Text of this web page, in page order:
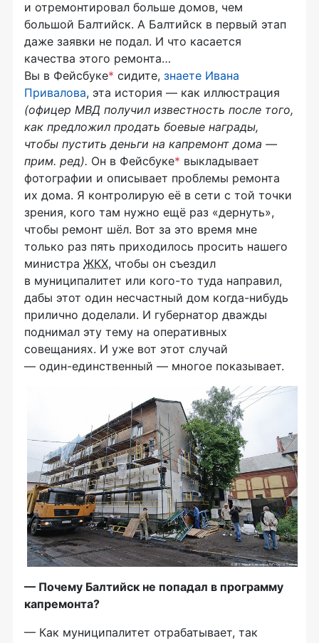
и отремонтировал больше домов, чем
большой Балтийск. А Балтийск в первый этап
даже заявки не подал. И что касается
качества этого ремонта…
Вы в Фейсбуке* сидите, знаете Ивана
Привалова, эта история — как иллюстрация
(офицер МВД получил известность после того,
как предложил продать боевые награды,
чтобы пустить деньги на капремонт дома —
прим. ред). Он в Фейсбуке* выкладывает
фотографии и описывает проблемы ремонта
их дома. Я контролирую её в сети с той точки
зрения, кого там нужно ещё раз «дернуть»,
чтобы ремонт шёл. Вот за это время мне
только раз пять приходилось просить нашего
министра ЖКХ, чтобы он съездил
в муниципалитет или кого-то туда направил,
дабы этот один несчастный дом когда-нибудь
прилично доделали. И губернатор дважды
поднимал эту тему на оперативных
совещаниях. И уже вот этот случай
— один-единственный — многое показывает.
— Почему Балтийск не попадал в программу
капремонта?
— Как муниципалитет отрабатывает, так